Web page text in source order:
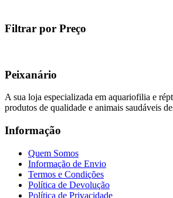
Filtrar por Preço
Peixanário
A sua loja especializada em aquariofilia e
produtos de qualidade e animais saudáveis
Informação
Quem Somos
Informação de Envio
Termos e Condições
Política de Devolução
Política de Privacidade